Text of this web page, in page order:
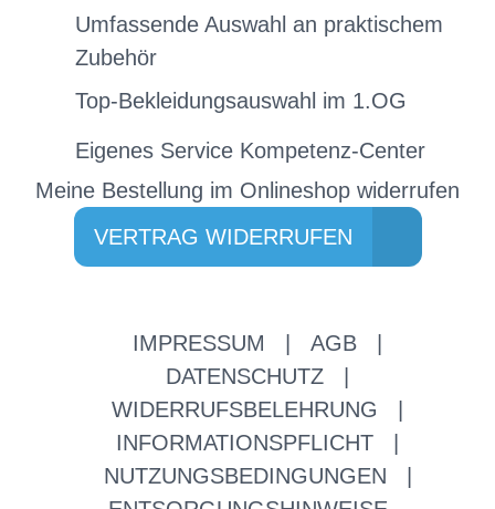
Umfassende Auswahl an praktischem
Zubehör
Top-Bekleidungsauswahl im 1.OG
Eigenes Service Kompetenz-Center
Meine Bestellung im Onlineshop widerrufen
VERTRAG WIDERRUFEN
IMPRESSUM AGB
DATENSCHUTZ
WIDERRUFSBELEHRUNG
INFORMATIONSPFLICHT
NUTZUNGSBEDINGUNGEN